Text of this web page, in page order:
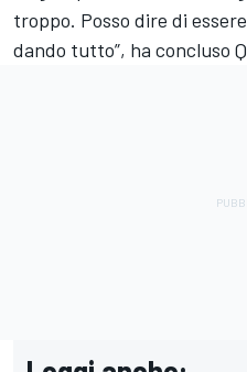
troppo. Posso dire di
dando tutto”, ha concluso